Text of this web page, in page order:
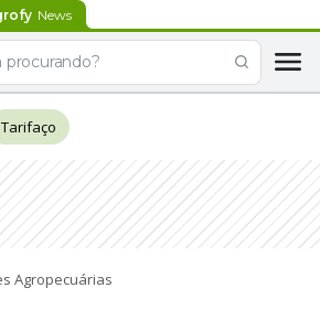
News
Tarifaço
Agropecuárias